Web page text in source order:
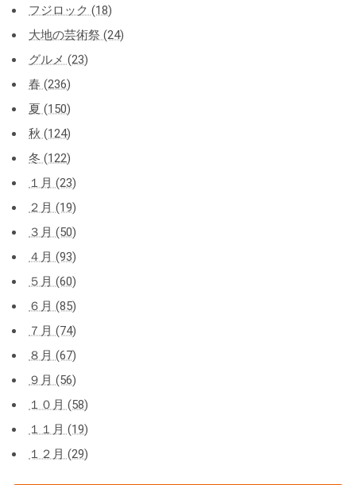
フジロック (18)
大地の芸術祭 (24)
グルメ (23)
春 (236)
夏 (150)
秋 (124)
冬 (122)
１月 (23)
２月 (19)
３月 (50)
４月 (93)
５月 (60)
６月 (85)
７月 (74)
８月 (67)
９月 (56)
１０月 (58)
１１月 (19)
１２月 (29)